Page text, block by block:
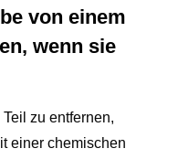
von einem
wenn sie
zu entfernen,
einer chemischen